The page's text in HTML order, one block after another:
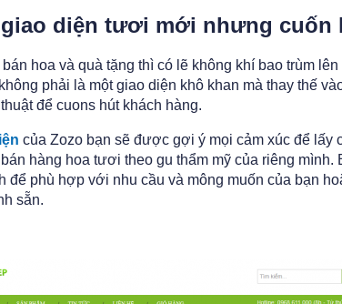
giao diện tươi mới nhưng cuốn
hoa và quà tặng thì có lẽ không khí bao trùm
phải là một giao diện khô khan mà thay thế
để cuons hút khách hàng.
của Zozo bạn sẽ được gợi ý mọi cảm xúc để lấy
hàng hoa tươi theo gu thẩm mỹ của riêng mình.
để phù hợp với nhu cầu và mông muốn của bạn
sẵn.